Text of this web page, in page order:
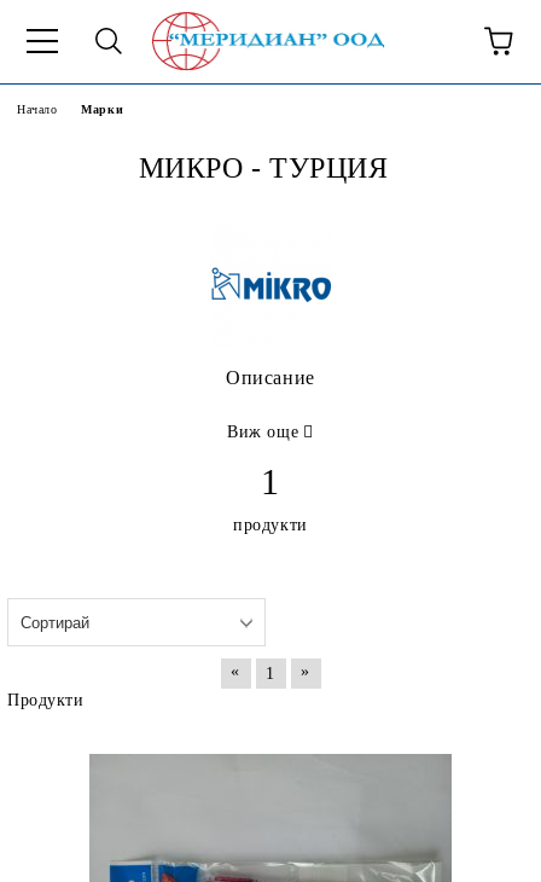
Начало Марки
МИКРО - ТУРЦИЯ
Описание
Виж още
1
продукти
« 1
»
Продукти